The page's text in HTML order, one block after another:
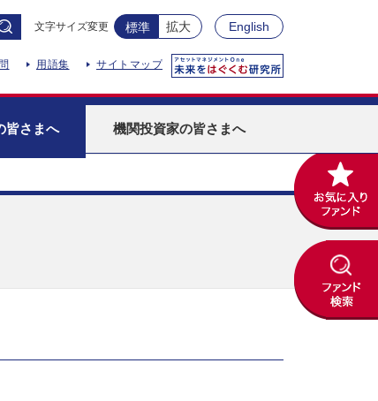
文字サイズ変更 標準 拡大 English
用語集 サイトマップ
皆さまへ 機関投資家の皆さまへ